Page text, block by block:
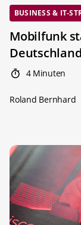
BUSINESS & IT-
Mobilfunk
Deutschland
4 Minuten
Roland Bernhard